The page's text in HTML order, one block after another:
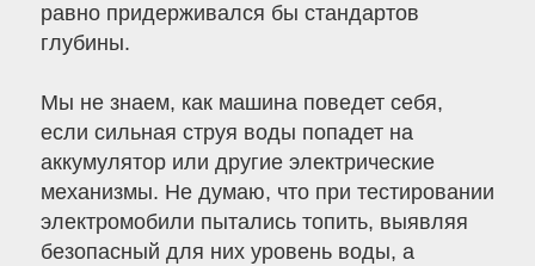
равно придерживался бы стандартов
глубины.
Мы не знаем, как машина поведет себя,
если сильная струя воды попадет на
аккумулятор или другие электрические
механизмы. Не думаю, что при тестировании
электромобили пытались топить, выявляя
безопасный для них уровень воды, а